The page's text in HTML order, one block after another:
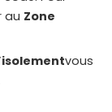
au Zone
vous